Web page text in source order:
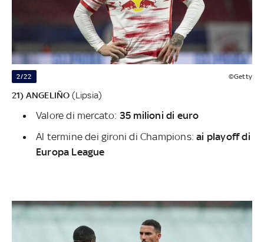
2/22 ©Getty
21) ANGELIÑO (Lipsia)
Valore di mercato: 35 milioni di euro
Al termine dei gironi di Champions: ai playoff di
Europa League